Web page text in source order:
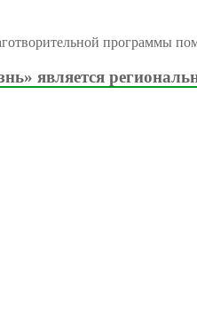
программы
является